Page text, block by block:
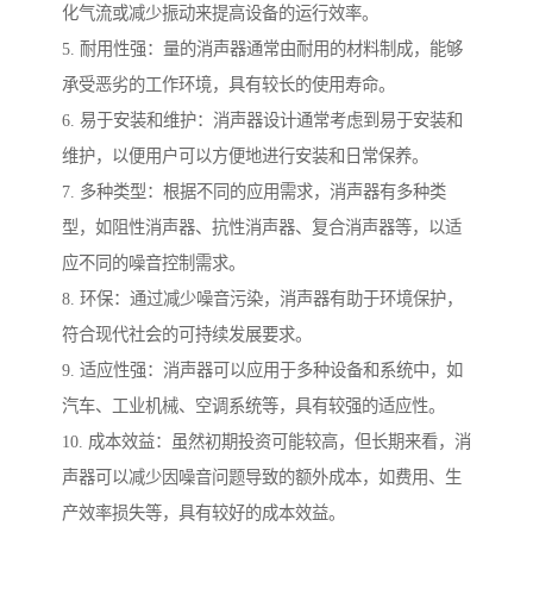
化气流或减少振动来提高设备的运行效率。
5. 耐用性强：量的消声器通常由耐用的材料制成，能够
承受恶劣的工作环境，具有较长的使用寿命。
6. 易于安装和维护：消声器设计通常考虑到易于安装和
维护，以便用户可以方便地进行安装和日常保养。
7. 多种类型：根据不同的应用需求，消声器有多种类
型，如阻性消声器、抗性消声器、复合消声器等，以适
应不同的噪音控制需求。
8. 环保：通过减少噪音污染，消声器有助于环境保护，
符合现代社会的可持续发展要求。
9. 适应性强：消声器可以应用于多种设备和系统中，如
汽车、工业机械、空调系统等，具有较强的适应性。
10. 成本效益：虽然初期投资可能较高，但长期来看，消
声器可以减少因噪音问题导致的额外成本，如费用、生
产效率损失等，具有较好的成本效益。